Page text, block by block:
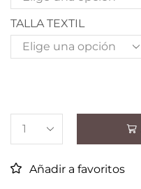
TALLA TEXTIL
Añadir a favoritos